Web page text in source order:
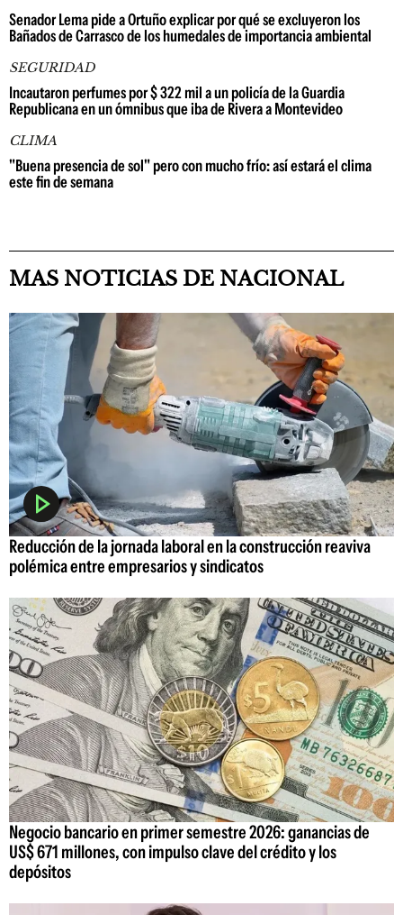
Senador Lema pide a Ortuño explicar por qué se excluyeron los
Bañados de Carrasco de los humedales de importancia ambiental
SEGURIDAD
Incautaron perfumes por $ 322 mil a un policía de la Guardia
Republicana en un ómnibus que iba de Rivera a Montevideo
CLIMA
"Buena presencia de sol" pero con mucho frío: así estará el clima
este fin de semana
MAS NOTICIAS DE NACIONAL
Reducción de la jornada laboral en la construcción reaviva
polémica entre empresarios y sindicatos
Negocio bancario en primer semestre 2026: ganancias de
US$ 671 millones, con impulso clave del crédito y los
depósitos